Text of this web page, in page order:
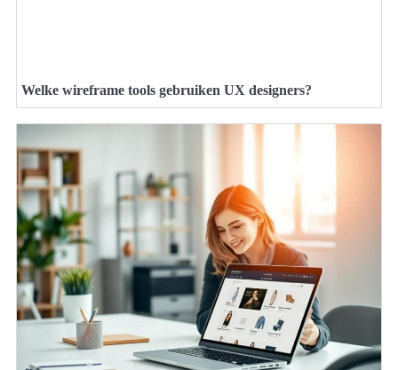
Welke wireframe tools gebruiken UX designers?